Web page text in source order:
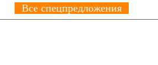
Все спецпредложения